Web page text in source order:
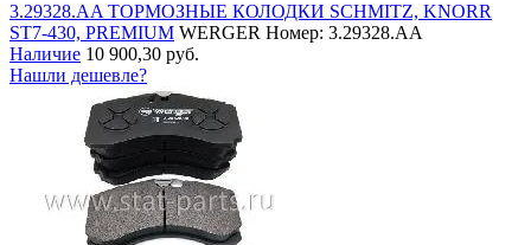
3.29328.AA ТОРМОЗНЫЕ КОЛОДКИ SCHMITZ, KNORR
ST7-430, PREMIUM WERGER Номер: 3.29328.AA
Наличие 10 900,30 руб.
Нашли дешевле?